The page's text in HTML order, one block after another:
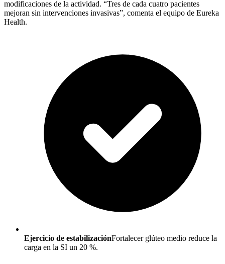
modificaciones de la actividad. “Tres de cada cuatro pacientes
mejoran sin intervenciones invasivas”, comenta el equipo de Eureka
Health.
Ejercicio de estabilizaciónFortalecer glúteo medio reduce la
carga en la SI un 20 %.